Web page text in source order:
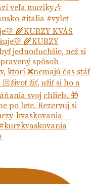
🌾KURZY KVÁS